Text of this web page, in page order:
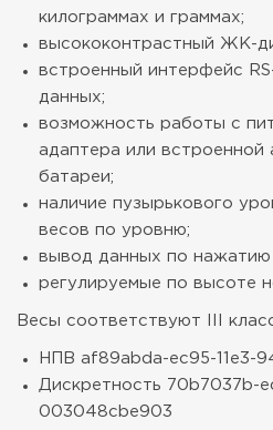
килограммах и граммах;
высококонтрастный ЖК-
встроенный интерфейс
данных;
возможность работы с
адаптера или встроенной
батареи;
наличие пузырькового
весов по уровню;
вывод данных по нажатию
регулируемые по высоте
Весы соответствуют III
НПВ af89abda-ec95-11e3-
Дискретность
70b7037b-
003048cbe903